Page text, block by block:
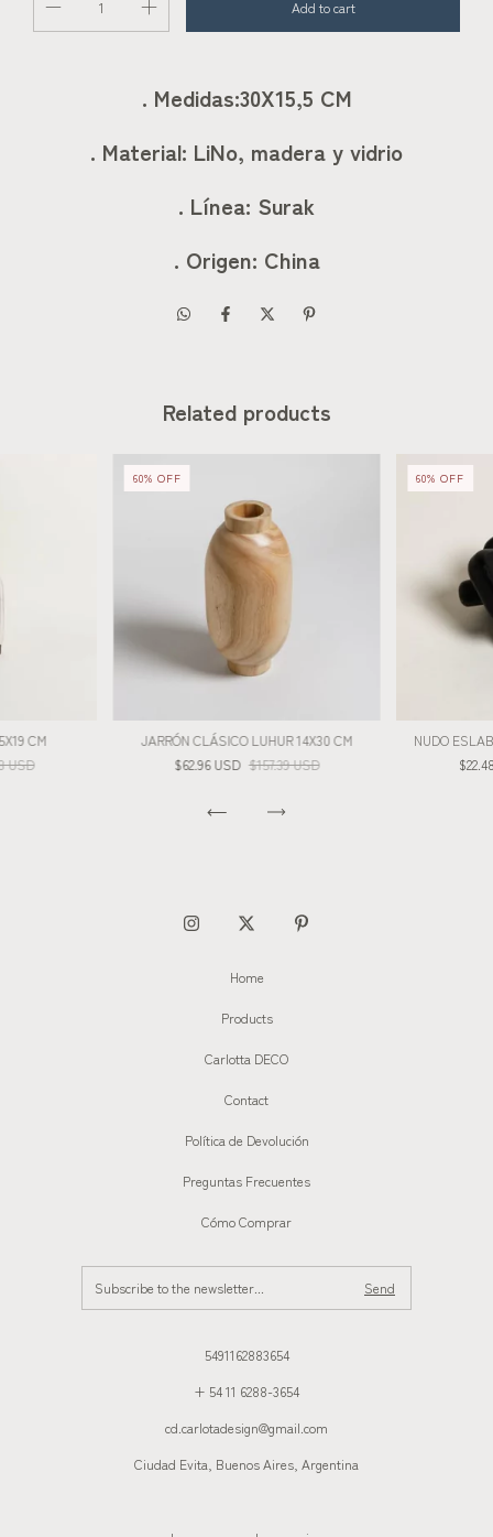
. Medidas:30X15,5 CM
. Material: LiNo, madera y vidrio
. Línea: Surak
. Origen: China
Related products
CM
USD
60% OFF
JARRÓN CLÁSICO LUHUR 14X30 CM
$62.96 USD $157.39 USD
60%OFF
NUDO
Home
Products
Carlotta DECO
Contact
Política de Devolución
Preguntas Frecuentes
Cómo Comprar
5491162883654
+ 54 11 6288-3654
cd.carlotadesign@gmail.com
Ciudad Evita, Buenos Aires, Argentina